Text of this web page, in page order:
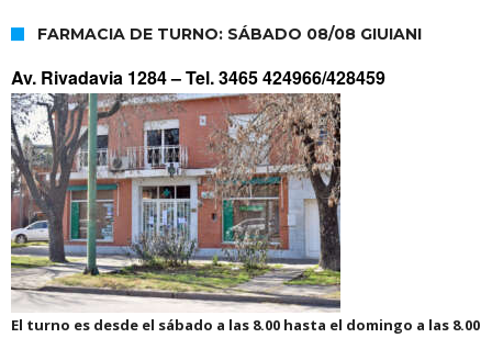
FARMACIA DE TURNO: SÁBADO 08/08 GIUIANI
Av. Rivadavia 1284 –Tel. 3465 424966/428459
El turno es desde el sábado a las 8.00 hasta el domingo a las 8.00